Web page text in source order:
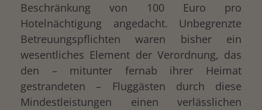
Beschränkung von 100 Euro pro
Hotelnächtigung angedacht. Unbegrenzte
Betreuungspflichten waren bisher ein
wesentliches Element der Verordnung, das
den – mitunter fernab ihrer Heimat
gestrandeten – Fluggästen durch diese
Mindestleistungen einen verlässlichen